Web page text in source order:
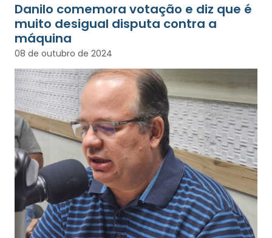
Danilo comemora votação e diz que é
muito desigual disputa contra a
máquina
08 de outubro de 2024